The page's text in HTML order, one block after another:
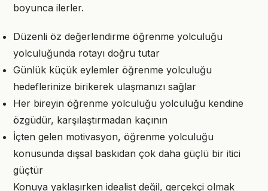
boyunca ilerler.
Düzenli öz değerlendirme öğrenme yolculuğu
yolculuğunda rotayı doğru tutar
Günlük küçük eylemler öğrenme yolculuğu
hedeflerinize birikerek ulaşmanızı sağlar
Her bireyin öğrenme yolculuğu yolculuğu kendine
özgüdür, karşılaştırmadan kaçının
İçten gelen motivasyon, öğrenme yolculuğu
konusunda dışsal baskıdan çok daha güçlü bir itici
güçtür
Konuya yaklaşırken idealist değil, gerçekçi olmak